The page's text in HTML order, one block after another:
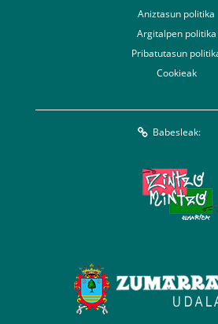
Aniztasun politika
Argitalpen politika
Pribatutasun
Cookieak
Babesleak: